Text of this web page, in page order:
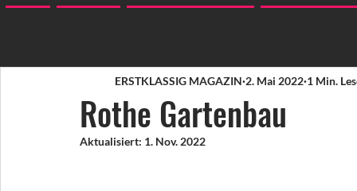
Rothe Gartenbau
ERSTKLASSIG MAGAZIN 2. Mai 2022 1 Min.
Aktualisiert: 1. Nov. 2022